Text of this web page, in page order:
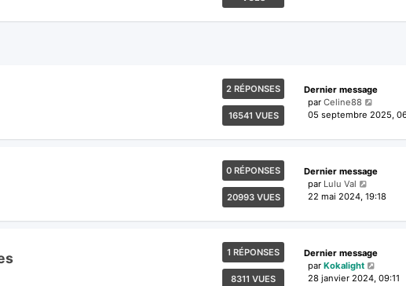
2 RÉPONSES
16541 VUES
Dernier message
par Celine88
05 septembre 2025,
0 RÉPONSES
20993 VUES
Dernier message
par Lulu Val
22 mai 2024, 19:18
1 RÉPONSES
8311 VUES
Dernier message
par Kokalight
28 janvier 2024, 09:11